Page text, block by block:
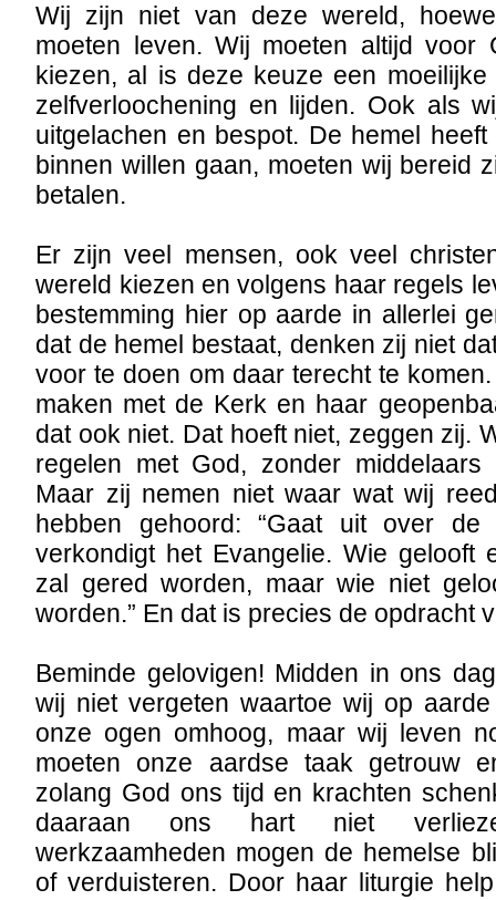
Wij zijn niet van deze wereld,
moeten leven. Wij moeten altijd voor
kiezen, al is deze keuze een
zelfverloochening en lijden. Ook als
uitgelachen en bespot. De hemel
binnen willen gaan, moeten wij bereid
betalen.
Er zijn veel mensen, ook veel
wereld kiezen en volgens haar regels
bestemming hier op aarde in allerlei
dat de hemel bestaat, denken zij niet
voor te doen om daar terecht te
maken met de Kerk en haar
dat ook niet. Dat hoeft niet, zeggen zij.
regelen met God, zonder middelaars
Maar zij nemen niet waar wat wij
hebben gehoord: “Gaat uit over
verkondigt het Evangelie. Wie gelooft
zal gered worden, maar wie niet
worden.” En dat is precies de opdracht
Beminde gelovigen! Midden in ons
wij niet vergeten waartoe wij op
onze ogen omhoog, maar wij leven
moeten onze aardse taak getrouw
zolang God ons tijd en krachten
daaraan ons hart niet
werkzaamheden mogen de hemelse
of verduisteren. Door haar liturgie